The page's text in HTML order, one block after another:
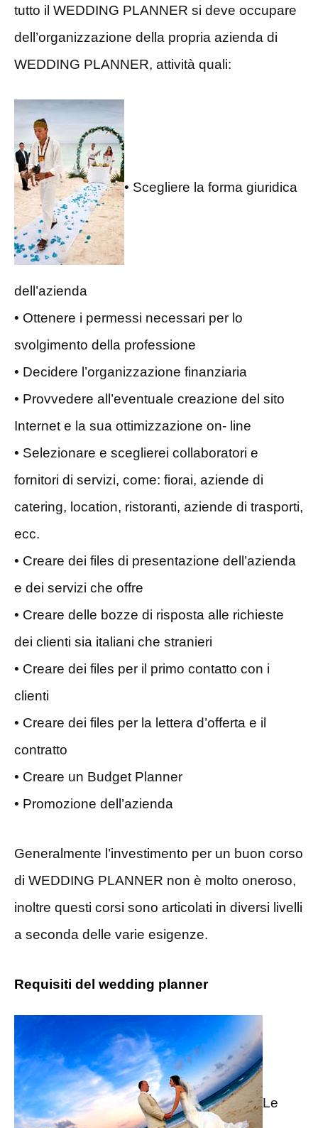
tutto il WEDDING PLANNER si deve occupare
dell’organizzazione della propria azienda di
WEDDING PLANNER, attività quali:
• Scegliere la forma giuridica
dell’azienda
• Ottenere i permessi necessari per lo
svolgimento della professione
• Decidere l’organizzazione finanziaria
• Provvedere all’eventuale creazione del sito
Internet e la sua ottimizzazione on- line
• Selezionare e sceglierei collaboratori e
fornitori di servizi, come: fiorai, aziende di
catering, location, ristoranti, aziende di trasporti,
ecc.
• Creare dei files di presentazione dell’azienda
e dei servizi che offre
• Creare delle bozze di risposta alle richieste
dei clienti sia italiani che stranieri
• Creare dei files per il primo contatto con i
clienti
• Creare dei files per la lettera d’offerta e il
contratto
• Creare un Budget Planner
• Promozione dell’azienda
Generalmente l’investimento per un buon corso
di WEDDING PLANNER non è molto oneroso,
inoltre questi corsi sono articolati in diversi livelli
a seconda delle varie esigenze.
Requisiti del wedding planner
Le